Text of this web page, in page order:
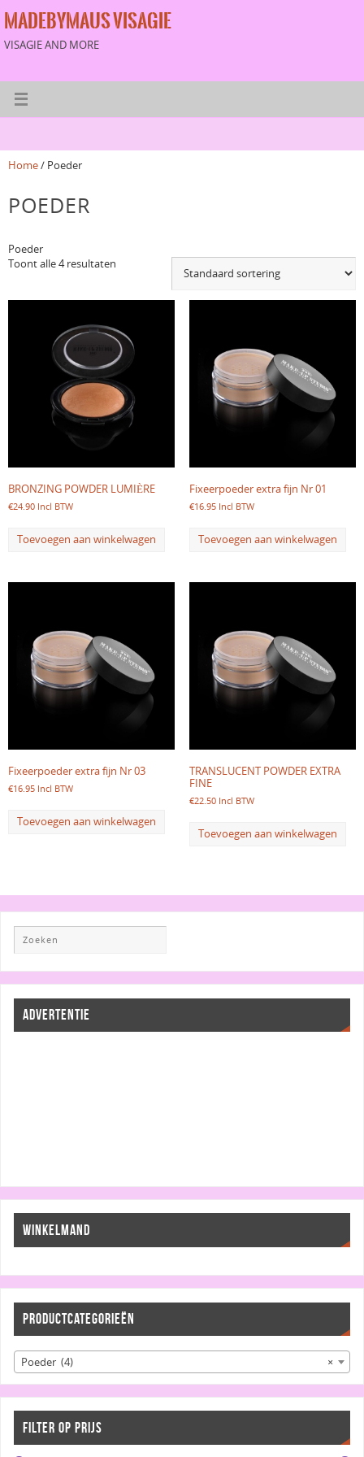
MADEBYMAUS VISAGIE
VISAGIE AND MORE
Home/ Poeder
POEDER
Poeder
Toont alle 4 resultaten
BRONZING POWDER LUMIÈRE
€24.90 Incl BTW
Toevoegen aan winkelwagen
Fixeerpoeder extra fijn Nr 01
€16.95 Incl BTW
Toevoegen aan winkelwagen
Fixeerpoeder extra fijn Nr 03
€16.95 Incl BTW
Toevoegen aan winkelwagen
TRANSLUCENT POWDER EXTRA
FINE
€22.50 Incl BTW
Toevoegen aan winkelwagen
ADVERTENTIE
WINKELMAND
PRODUCTCATEGORIEËN
×
Poeder (4)
FILTER OP PRIJS